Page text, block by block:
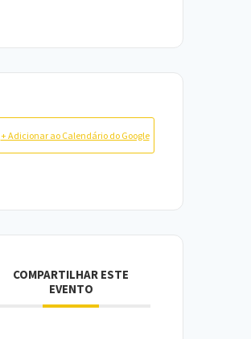
+ Adicionar ao Calendário do Google
COMPARTILHAR ESTE
EVENTO